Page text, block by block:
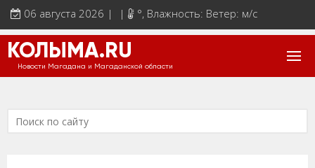
06 августа 2026 | | °, Влажность: Ветер: м/с
КОЛЫМА.RU
Новости Магадана и Магаданской области